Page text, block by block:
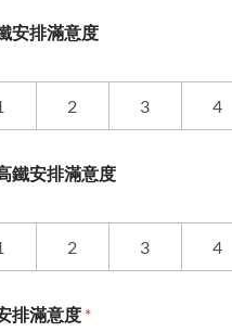
安排滿意度
2 3 4
鐵安排滿意度
2 3 4
排滿意度 *